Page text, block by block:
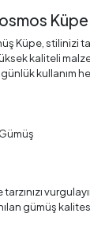
Küpe
Küpe, stilinizi
kaliteli
kullanım
gümüş